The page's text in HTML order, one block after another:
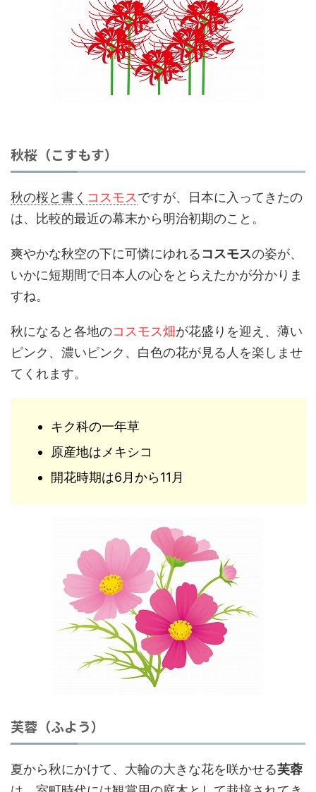
秋桜（こすもす）
秋の桜と書く コスモスですが、日本に入ってきたの
は、比較的最近の幕末から明治初期のこと。
爽やかな秋空の下に可憐にゆれるコスモスの姿が、
いかに短期間で日本人の心をとらえたかが分かりま
すね。
秋になると各地のコスモス畑が花盛りを迎え、薄い
ピンク、濃いピンク、白色の花が見る人を楽しませ
てくれます。
キク科の一年草
原産地はメキシコ
開花時期は6月から11月
芙蓉（ふよう）
夏から秋にかけて、大輪の大きな花を咲かせる芙蓉